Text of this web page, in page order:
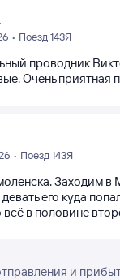
• Поезд 143Я
проводник
Очень приятная
• Поезд 143Я
Заходим в
девать его куда
в половине
и